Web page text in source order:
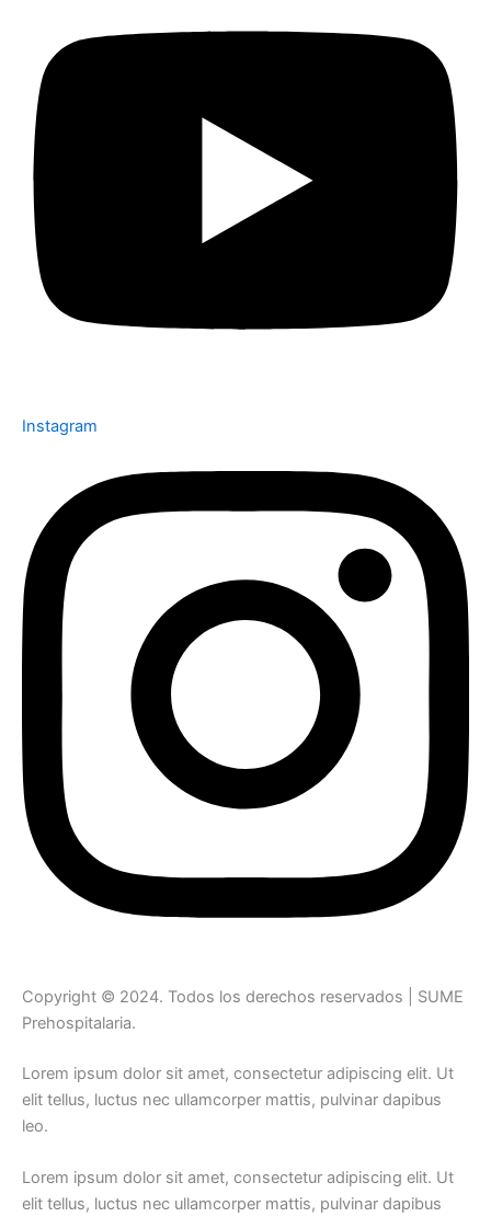
Instagram
Copyright © 2024. Todos los derechos reservados | SUME
Prehospitalaria.
Lorem ipsum dolor sit amet, consectetur adipiscing elit. Ut
elit tellus, luctus nec ullamcorper mattis, pulvinar dapibus
leo.
Lorem ipsum dolor sit amet, consectetur adipiscing elit. Ut
elit tellus, luctus nec ullamcorper mattis, pulvinar dapibus